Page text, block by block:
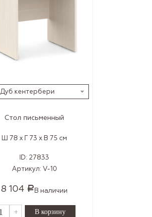
Дуб кентербери
Стол письменный
Ш 78 x Г 73 x В 75 см
ID: 27833
Артикул: V-10
8 104 Р В наличии
+